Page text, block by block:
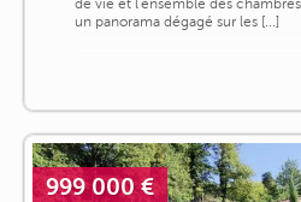
un panorama dégagé sur les [...]
999 000 €